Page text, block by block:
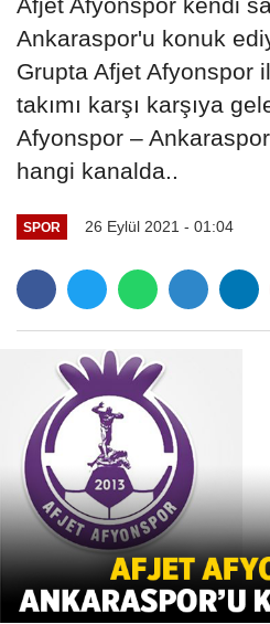
Ankaraspor'u konuk
Grupta Afjet Afyonspor
takımı karşı karşıya
Afyonspor –
hangi kanalda..
SPOR 26 Eylül 2021 - 01:04